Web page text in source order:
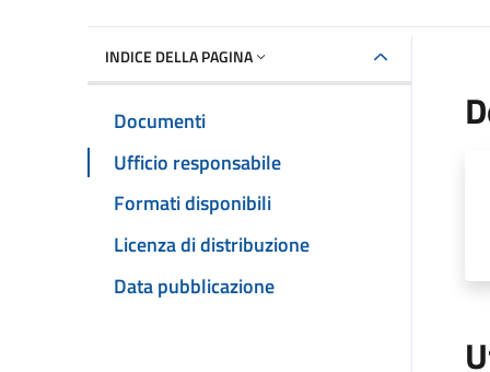
INDICE DELLA PAGINA
Documenti
Ufficio responsabile
Formati disponibili
Licenza di distribuzione
Data pubblicazione